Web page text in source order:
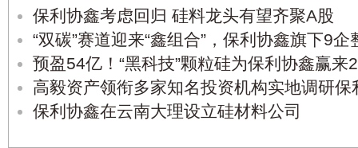
保利协鑫考虑回归 硅料龙头有望齐聚A股
“双碳”赛道迎来“鑫组合”，保利协鑫旗下9
预盈54亿！“黑科技”颗粒硅为保利协鑫赢来
高毅资产领衔多家知名投资机构实地调研
保利协鑫在云南大理设立硅材料公司